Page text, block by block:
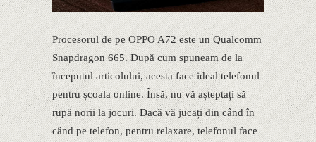
Procesorul de pe OPPO A72 este un Qualcomm
Snapdragon 665. După cum spuneam de la
începutul articolului, acesta face ideal telefonul
pentru școala online. Însă, nu vă așteptați să
rupă norii la jocuri. Dacă vă jucați din când în
când pe telefon, pentru relaxare, telefonul face